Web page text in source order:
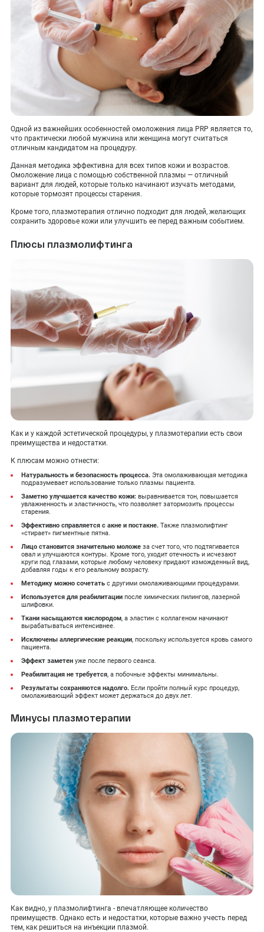
Одной из важнейших особенностей омоложения лица PRP является то,
что практически любой мужчина или женщина могут считаться
отличным кандидатом на процедуру.
Данная методика эффективна для всех типов кожи и возрастов.
Омоложение лица с помощью собственной плазмы — отличный
вариант для людей, которые только начинают изучать методами,
которые тормозят процессы старения.
Кроме того, плазмотерапия отлично подходит для людей, желающих
сохранить здоровье кожи или улучшить ее перед важным событием.
Плюсы плазмолифтинга
Как и у каждой эстетической процедуры, у плазмотерапии есть свои
преимущества и недостатки.
К плюсам можно отнести:
Натуральность и безопасность процесса. Эта омолаживающая методика
подразумевает использование только плазмы пациента.
Заметно улучшается качество кожи: выравнивается тон, повышается
увлажненность и эластичность, что позволяет затормозить процессы
старения.
Эффективно справляется с акне и постакне. Также плазмолифтинг
«стирает» пигментные пятна.
Лицо становится значительно моложе за счет того, что подтягивается
овал и улучшаются контуры. Кроме того, уходит отечность и исчезают
круги под глазами, которые любому человеку придают изможденный вид,
добавляя годы к его реальному возрасту.
Методику можно сочетать с другими омолаживающими процедурами.
Используется для реабилитации после химических пилингов, лазерной
шлифовки.
Ткани насыщаются кислородом, а эластин с коллагеном начинают
вырабатываться интенсивнее.
Исключены аллергические реакции, поскольку используется кровь самого
пациента.
Эффект заметен уже после первого сеанса.
Реабилитация не требуется, а побочные эффекты минимальны.
Результаты сохраняются надолго. Если пройти полный курс процедур,
омолаживающий эффект может держаться до двух лет.
Минусы плазмотерапии
Как видно, у плазмолифтинга - впечатляющее количество
преимуществ. Однако есть и недостатки, которые важно учесть перед
тем, как решиться на инъекции плазмой.